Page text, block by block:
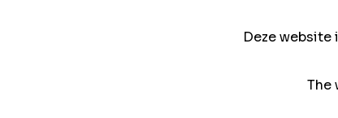
Deze website
The